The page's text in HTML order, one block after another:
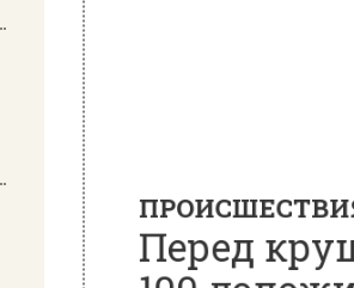
100
наборе